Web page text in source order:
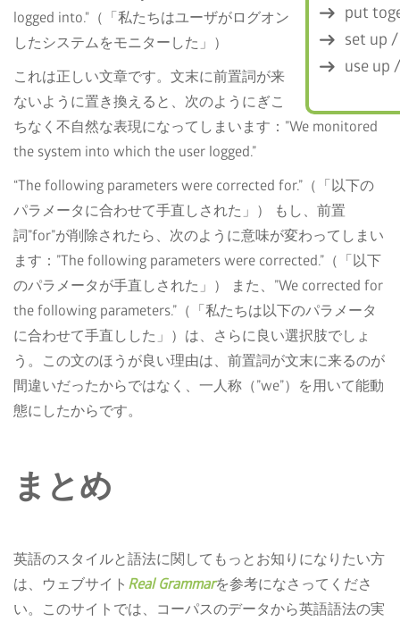
put
set up
use up
logged into."（「私たちはユーザがログオン
したシステムをモニターした」）
これは正しい文章です。文末に前置詞が来
ないように置き換えると、次のようにぎこ
ちなく不自然な表現になってしまいます：”We monitored
the system into which the user logged.”
“The following parameters were corrected for.”（「以下の
パラメータに合わせて手直しされた」） もし、前置
詞”for”が削除されたら、次のように意味が変わってしまい
ます：”The following parameters were corrected.”（「以下
のパラメータが手直しされた」） また、”We corrected for
the following parameters.”（「私たちは以下のパラメータ
に合わせて手直しした」）は、さらに良い選択肢でしょ
う。この文のほうが良い理由は、前置詞が文末に来るのが
間違いだったからではなく、一人称（”we”）を用いて能動
態にしたからです。
まとめ
英語のスタイルと語法に関してもっとお知りになりたい方
は、ウェブサイト Real Grammarを参考になさってくださ
い。このサイトでは、コーパスのデータから英語語法の実